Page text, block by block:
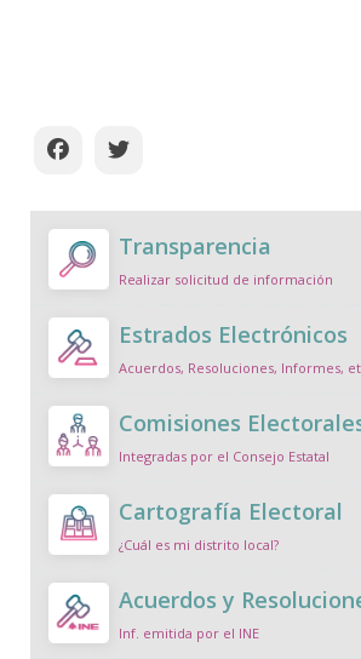
Transparencia
Realizar solicitud de información
Estrados Electrónicos
Acuerdos, Resoluciones, Informes,
Comisiones
Integradas por el Consejo Estatal
Cartografía Electoral
¿Cuál es mi distrito local?
Acuerdos y
Inf. emitida por el INE